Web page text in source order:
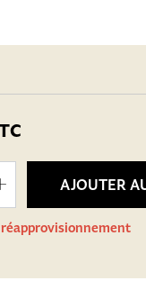
AJOUTER
réapprovisionnement